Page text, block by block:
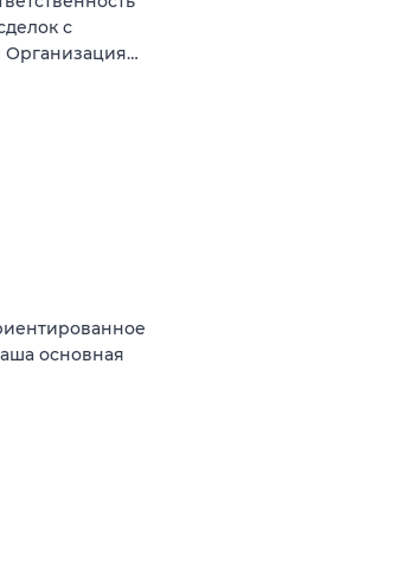
с
Организация…
основная